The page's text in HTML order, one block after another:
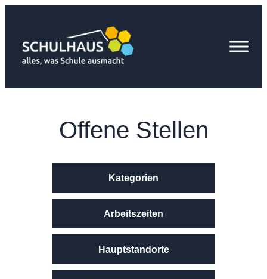
springen
Offene Stellen
Kategorien
Arbeitszeiten
Hauptstandorte